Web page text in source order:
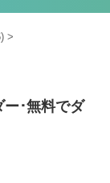
>
･無料でダ